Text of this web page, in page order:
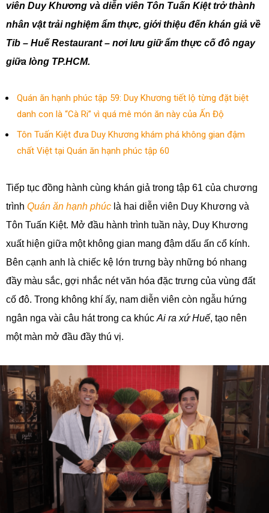
viên Duy Khương và diễn viên Tôn Tuấn Kiệt trở thành
nhân vật trải nghiệm ẩm thực, giới thiệu đến khán giả về
Tib – Huế Restaurant – nơi lưu giữ ẩm thực cố đô ngay
giữa lòng TP.HCM.
Quán ăn hạnh phúc tập 59: Duy Khương tiết lộ từng đặt biệt
danh con là “Cà Ri” vì quá mê món ăn này của Ấn Độ
Tôn Tuấn Kiệt đưa Duy Khương khám phá không gian đậm
chất Việt tại Quán ăn hạnh phúc tập 60
Tiếp tục đồng hành cùng khán giả trong tập 61 của chương
trình Quán ăn hạnh phúc là hai diễn viên Duy Khương và
Tôn Tuấn Kiệt. Mở đầu hành trình tuần này, Duy Khương
xuất hiện giữa một không gian mang đậm dấu ấn cổ kính.
Bên cạnh anh là chiếc kệ lớn trưng bày những bó nhang
đầy màu sắc, gợi nhắc nét văn hóa đặc trưng của vùng đất
cố đô. Trong không khí ấy, nam diễn viên còn ngẫu hứng
ngân nga vài câu hát trong ca khúc Ai ra xứ Huế, tạo nên
một màn mở đầu đầy thú vị.